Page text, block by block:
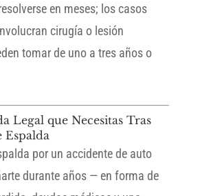
en meses; los casos
cirugía o lesión
tomar de uno a tres años o
Legal que Necesitas Tras
Espalda
por un accidente de auto
durante años — en forma de